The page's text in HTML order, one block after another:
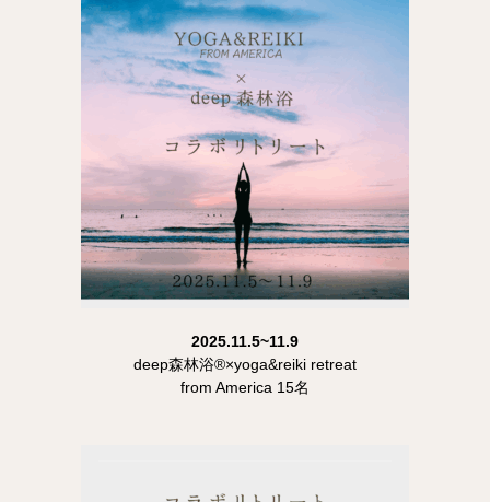
2025.11.5~11.9
deep森林浴®×yoga&reiki retreat
from America 15名